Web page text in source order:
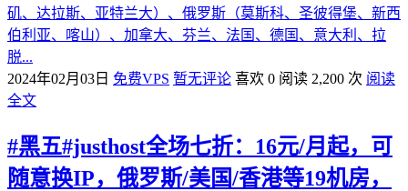
矶、达拉斯、亚特兰大）、俄罗斯（莫斯科、圣彼得堡、新西
伯利亚、喀山）、加拿大、芬兰、法国、德国、意大利、拉
脱...
2024年02月03日 免费VPS 暂无评论 喜欢 0 阅读 2,200 次 阅读
全文
#黑五#justhost全场七折：16元/月起，可
随意换IP，俄罗斯/美国/香港等19机房，